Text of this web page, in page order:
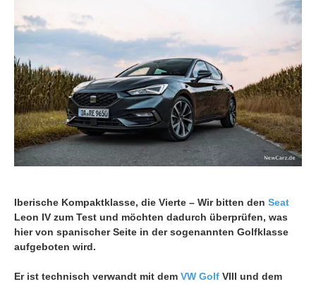
Iberische Kompaktklasse, die Vierte – Wir bitten den Seat
Leon IV zum Test und möchten dadurch überprüfen, was
hier von spanischer Seite in der sogenannten Golfklasse
aufgeboten wird.
Er ist technisch verwandt mit dem VW Golf VIII und dem